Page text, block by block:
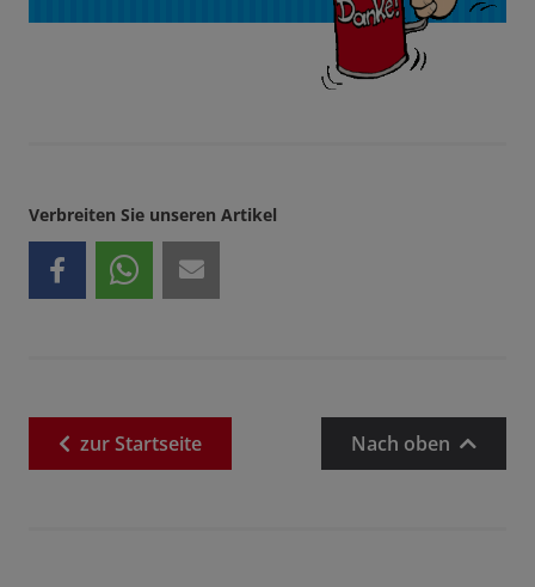
Verbreiten Sie unseren Artikel
zurStartseite Nach oben